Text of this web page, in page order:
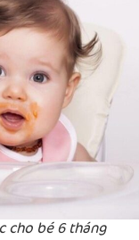
cho bé 6 tháng